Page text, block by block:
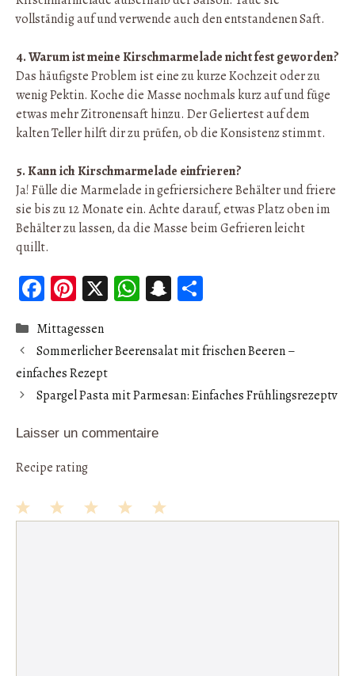
vollständig auf und verwende auch den entstandenen Saft.
4. Warum ist meine Kirschmarmelade nicht fest geworden?
Das häufigste Problem ist eine zu kurze Kochzeit oder zu
wenig Pektin. Koche die Masse nochmals kurz auf und füge
etwas mehr Zitronensaft hinzu. Der Geliertest auf dem
kalten Teller hilft dir zu prüfen, ob die Konsistenz stimmt.
5. Kann ich Kirschmarmelade einfrieren?
Ja! Fülle die Marmelade in gefriersichere Behälter und friere
sie bis zu 12 Monate ein. Achte darauf, etwas Platz oben im
Behälter zu lassen, da die Masse beim Gefrieren leicht
quillt.
Fa
ce
b
oo
k
Pi
er
es
t
X W
ts
A
p
S
ap
ch
at
ag
er
Catégories
Mittagessen
Sommerlicher Beerensalat mit frischen Beeren –
einfaches Rezept
Spargel Pasta mit Parmesan: Einfaches Frühlingsrezeptv
Laisser un commentaire
Recipe rating